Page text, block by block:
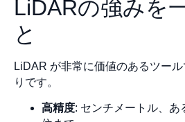
LiDARの強みを
と
LiDAR が非常に価値のあるツー
りです。
高精度: センチメートル、